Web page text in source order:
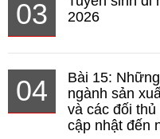
03
2026
04
Bài 15:
ngành sản
và các đối
cập nhật đến